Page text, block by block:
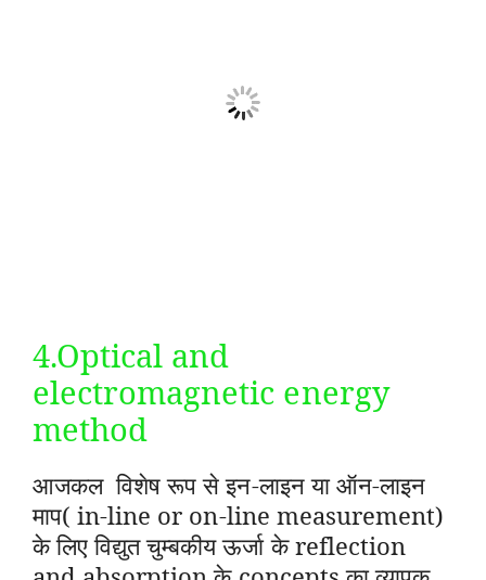
4.Optical and
electromagnetic energy
method
आजकल विशेष रूप से इन-लाइन या ऑन-लाइन
माप( in-line or on-line measurement)
के लिए विद्युत चुम्बकीय ऊर्जा के reflection